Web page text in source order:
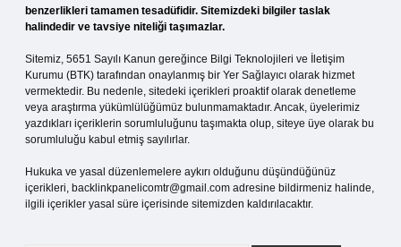
benzerlikleri tamamen tesadüfidir. Sitemizdeki bilgiler taslak
halindedir ve tavsiye niteliği taşımazlar.
Sitemiz, 5651 Sayılı Kanun gereğince Bilgi Teknolojileri ve İletişim
Kurumu (BTK) tarafından onaylanmış bir Yer Sağlayıcı olarak hizmet
vermektedir. Bu nedenle, sitedeki içerikleri proaktif olarak denetleme
veya araştırma yükümlülüğümüz bulunmamaktadır. Ancak, üyelerimiz
yazdıkları içeriklerin sorumluluğunu taşımakta olup, siteye üye olarak bu
sorumluluğu kabul etmiş sayılırlar.
Hukuka ve yasal düzenlemelere aykırı olduğunu düşündüğünüz
içerikleri, backlinkpanelicomtr@gmail.com adresine bildirmeniz halinde,
ilgili içerikler yasal süre içerisinde sitemizden kaldırılacaktır.